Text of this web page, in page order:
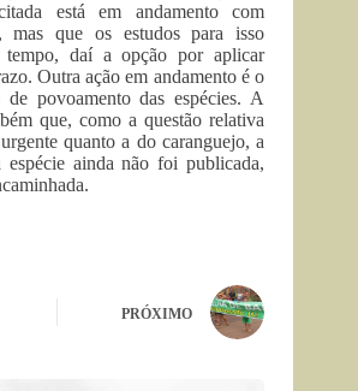
está em andamento com
mas que os estudos para isso
tempo, daí a opção por aplicar
Outra ação em andamento é o
povoamento das espécies. A
que, como a questão relativa
quanto a do caranguejo, a
espécie ainda não foi publicada,
PRÓXIMO